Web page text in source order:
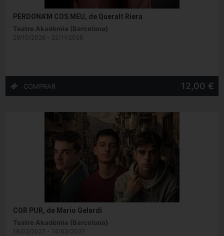
PERDONA'M COS MEU, de Queralt Riera
Teatre Akadèmia (Barcelona)
29/10/2026 - 22/11/2026
12,00 €
COR PUR, de Mario Gelardi
Teatre Akadèmia (Barcelona)
18/02/2027 - 14/03/2027